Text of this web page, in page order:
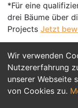
Wir verwenden
Nutzererfahrung
unserer Webseite
von Cookies zu.
*Für eine
drei Bäume über
Projects Jetzt